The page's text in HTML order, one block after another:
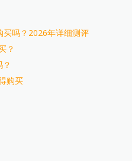
吗？2026年详细测评
？
购买